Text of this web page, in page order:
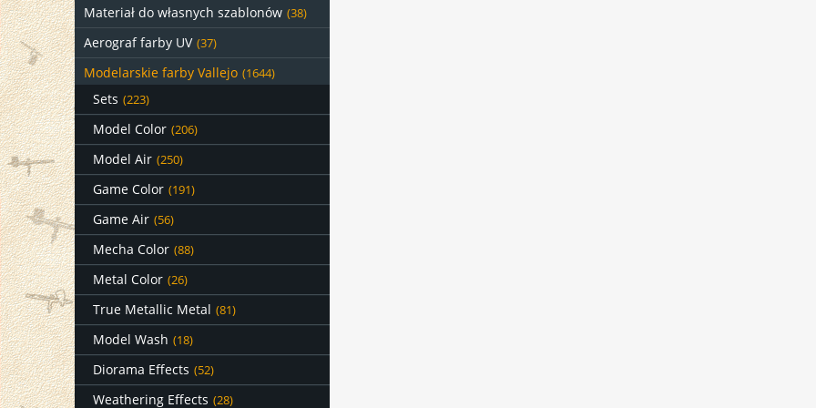
Materiał do własnych szablonów (38)
Aerograf farby UV (37)
Modelarskie farby Vallejo (1644)
Sets (223)
Model Color (206)
Model Air (250)
Game Color (191)
Game Air (56)
Mecha Color (88)
Metal Color (26)
True Metallic Metal (81)
Model Wash (18)
Diorama Effects (52)
Weathering Effects (28)